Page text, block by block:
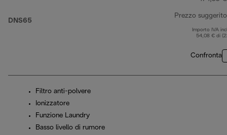
DNS65
Prezzo suggerito
Importo IVA
54,08 € di
Confronta
Filtro anti-polvere
Ionizzatore
Funzione Laundry
Basso livello di rumore